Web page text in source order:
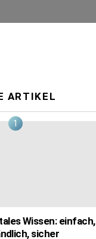
ARTIKEL
Wissen: einfach,
sicher